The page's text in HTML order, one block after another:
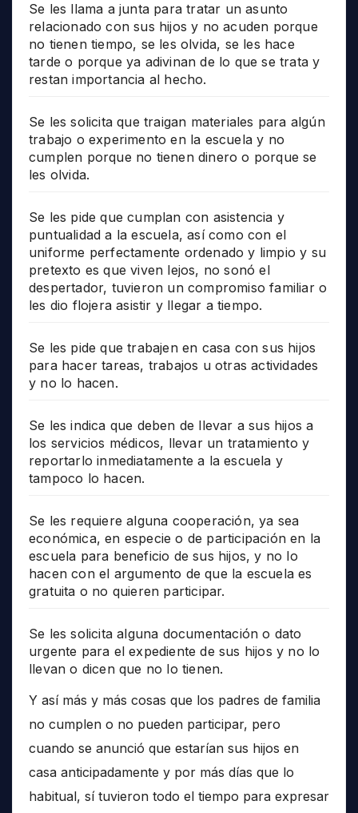
Se les llama a junta para tratar un asunto
relacionado con sus hijos y no acuden porque
no tienen tiempo, se les olvida, se les hace
tarde o porque ya adivinan de lo que se trata y
restan importancia al hecho.
Se les solicita que traigan materiales para algún
trabajo o experimento en la escuela y no
cumplen porque no tienen dinero o porque se
les olvida.
Se les pide que cumplan con asistencia y
puntualidad a la escuela, así como con el
uniforme perfectamente ordenado y limpio y su
pretexto es que viven lejos, no sonó el
despertador, tuvieron un compromiso familiar o
les dio flojera asistir y llegar a tiempo.
Se les pide que trabajen en casa con sus hijos
para hacer tareas, trabajos u otras actividades
y no lo hacen.
Se les indica que deben de llevar a sus hijos a
los servicios médicos, llevar un tratamiento y
reportarlo inmediatamente a la escuela y
tampoco lo hacen.
Se les requiere alguna cooperación, ya sea
económica, en especie o de participación en la
escuela para beneficio de sus hijos, y no lo
hacen con el argumento de que la escuela es
gratuita o no quieren participar.
Se les solicita alguna documentación o dato
urgente para el expediente de sus hijos y no lo
llevan o dicen que no lo tienen.
Y así más y más cosas que los padres de familia
no cumplen o no pueden participar, pero
cuando se anunció que estarían sus hijos en
casa anticipadamente y por más días que lo
habitual, sí tuvieron todo el tiempo para expresar